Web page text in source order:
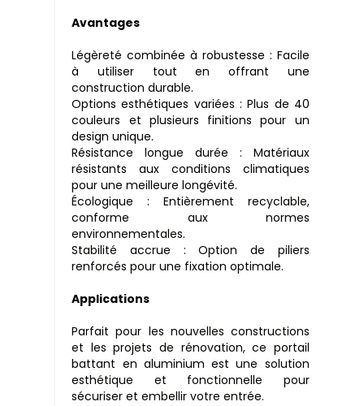
Avantages
Légèreté combinée à robustesse : Facile
à utiliser tout en offrant une
construction durable.
Options esthétiques variées : Plus de 40
couleurs et plusieurs finitions pour un
design unique.
Résistance longue durée : Matériaux
résistants aux conditions climatiques
pour une meilleure longévité.
Écologique : Entièrement recyclable,
conforme aux normes
environnementales.
Stabilité accrue : Option de piliers
renforcés pour une fixation optimale.
Applications
Parfait pour les nouvelles constructions
et les projets de rénovation, ce portail
battant en aluminium est une solution
esthétique et fonctionnelle pour
sécuriser et embellir votre entrée.